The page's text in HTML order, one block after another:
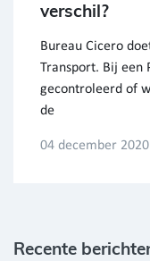
verschil?
Bureau Cicero
Transport. Bij een
gecontroleerd of
de
04 december 2020
Recente